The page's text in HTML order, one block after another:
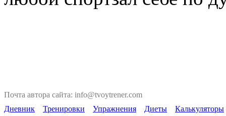
Почта автора сайта: info@tvoytrener.com
Дневник
Тренировки Упражнения Диеты Калькуляторы